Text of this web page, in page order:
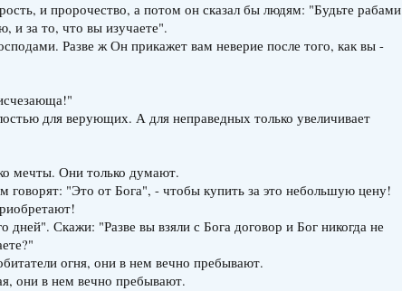
и пророчество, а потом он сказал бы людям: "Будьте рабами
и за то, что вы изучаете".
Разве ж Он прикажет вам неверие после того, как вы -
для верующих. А для неправедных только увеличивает
мечты. Они только думают.
"Это от Бога", - чтобы купить за это небольшую цену!
дней". Скажи: "Разве вы взяли с Бога договор и Бог никогда не
огня, они в нем вечно пребывают.
они в нем вечно пребывают.